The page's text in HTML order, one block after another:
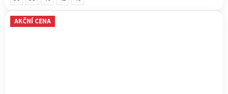
AKČNÍ CENA